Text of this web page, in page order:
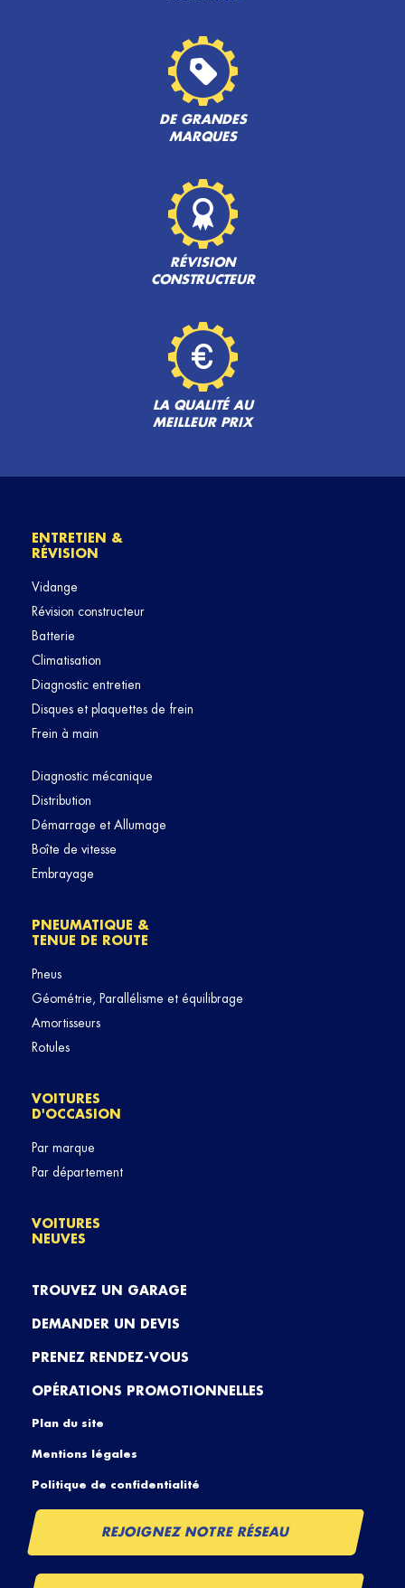
DE GRANDES
MARQUES
RÉVISION
CONSTRUCTEUR
LA QUALITÉ AU
MEILLEUR PRIX
ENTRETIEN &
RÉVISION
Vidange
Révision constructeur
Batterie
Climatisation
Diagnostic entretien
Disques et plaquettes de frein
Frein à main
Diagnostic mécanique
Distribution
Démarrage et Allumage
Boîte de vitesse
Embrayage
PNEUMATIQUE &
TENUE DE ROUTE
Pneus
Géométrie, Parallélisme et équilibrage
Amortisseurs
Rotules
VOITURES
D'OCCASION
Par marque
Par département
VOITURES
NEUVES
TROUVEZ UN GARAGE
DEMANDER UN DEVIS
PRENEZ RENDEZ-VOUS
OPÉRATIONS PROMOTIONNELLES
Plan du site
Mentions légales
Politique de confidentialité
REJOIGNEZ NOTRE RÉSEAU